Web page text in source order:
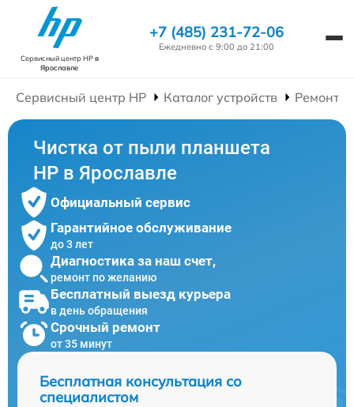
Сервисный центр HPв
Ярославле
+7 (485) 231-72-06
Ежедневно с 9:00 до 21:00
Сервисный центр HP Каталог устройств Ремонт
Чистка от пыли планшета
HP в Ярославле
Официальный сервис
Гарантийное обслуживание
до 3 лет
Диагностика за наш счет,
ремонт по желанию
Бесплатный выезд курьера
в день обращения
Срочный ремонт
от 35 минут
Бесплатная консультация со
специалистом